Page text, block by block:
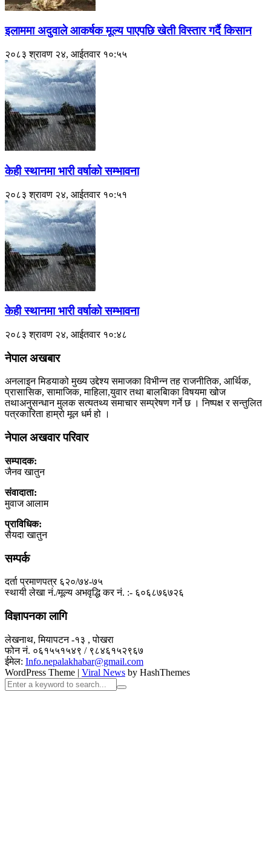
इलाममा अदुवाले आकर्षक मूल्य पाएपछि खेती विस्तार गर्दै किसान
२०८३ श्रावण २४, आईतवार १०:५५
केही स्थानमा भारी वर्षाको सम्भावना
२०८३ श्रावण २४, आईतवार १०:५१
केही स्थानमा भारी वर्षाको सम्भावना
२०८३ श्रावण २४, आईतवार १०:४८
नेपाल अखबार
अनलाइन मिडयाको मुख्य उद्देश्य समाजका विभीन्न तह राजनीतिक, आर्थिक,
प्रासासिक, सामाजिक, माहिला,युवार तथा बालबािका विषयमा खोज
तथाअनुसन्धान मुलक सत्यतथ्य समाचार सम्प्रेषण गर्ने छ । निष्पक्ष र सन्तुलित
पत्रकारिता हाम्रो मूल धर्म हो ।
नेपाल अखवार परिवार
सम्पादक:
जैनव खातुन
संवादाता:
मुवाज आलाम
प्राविधिक:
सैयदा खातुन
सम्पर्क
दर्ता प्रमाणपत्र ६२०/७४-७५
स्थायी लेखा नं./मूल्य अभवृद्धि कर नं. :- ६०६८७६७२६
विज्ञापनका लागि
लेखनाथ, मियापटन -१३ , पोखरा
फोन नं. ०६१५५१५४९ / ९८४६१५२९६७
ईमेल: Info.nepalakhabar@gmail.com
WordPress Theme | Viral News by HashThemes